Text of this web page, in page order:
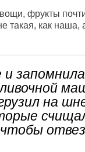
фрукты
как наша,
на